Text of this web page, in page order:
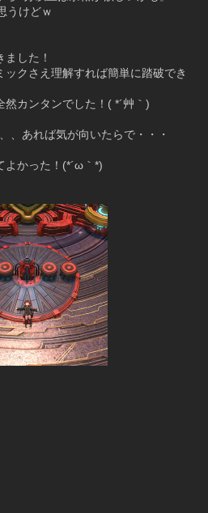
うけどｗ
した！
クさえ理解すれば簡単に踏破でき
カンタンでした！( *´艸｀)
、あれば気が向いたらで・・・
よかった！(*´ω｀*)